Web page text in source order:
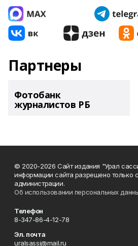
Партнеры
Фотобанк
журналистов РБ
© 2020-2026 Сайт издания "Урал
информации сайта разрешено только
администрации.
Об использовании персональных
Телефон
8-347-86-4-12-78
Эл. почта
uralsassi@mail.ru